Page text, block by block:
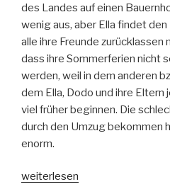
des Landes auf einen
wenig aus, aber Ella findet
alle ihre Freunde zurücklassen
dass ihre Sommerferien nicht
werden, weil in dem anderen
dem Ella, Dodo und ihre Eltern
viel früher beginnen. Die
durch den Umzug bekommen
enorm.
„Ellas
weiterlesen